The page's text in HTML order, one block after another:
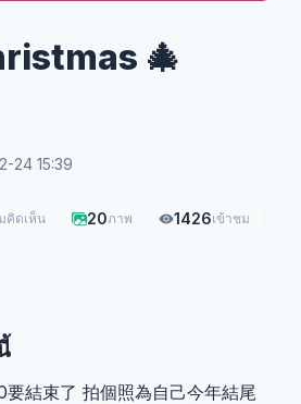
🎄
24 15:39
คิดเห็น 20ภาพ 1426เข้าชม
結束了 拍個照為自己今年結尾